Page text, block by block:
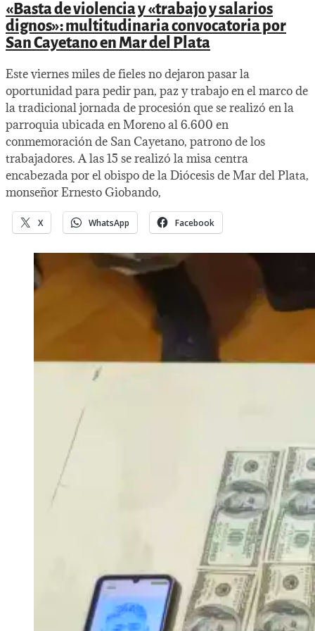
«Basta de violencia y «trabajo y salarios
dignos»: multitudinaria convocatoria por
San Cayetano en Mar del Plata
Este viernes miles de fieles no dejaron pasar la
oportunidad para pedir pan, paz y trabajo en el marco de
la tradicional jornada de procesión que se realizó en la
parroquia ubicada en Moreno al 6.600 en
conmemoración de San Cayetano, patrono de los
trabajadores. A las 15 se realizó la misa centra
encabezada por el obispo de la Diócesis de Mar del Plata,
monseñor Ernesto Giobando,
X WhatsApp Facebook